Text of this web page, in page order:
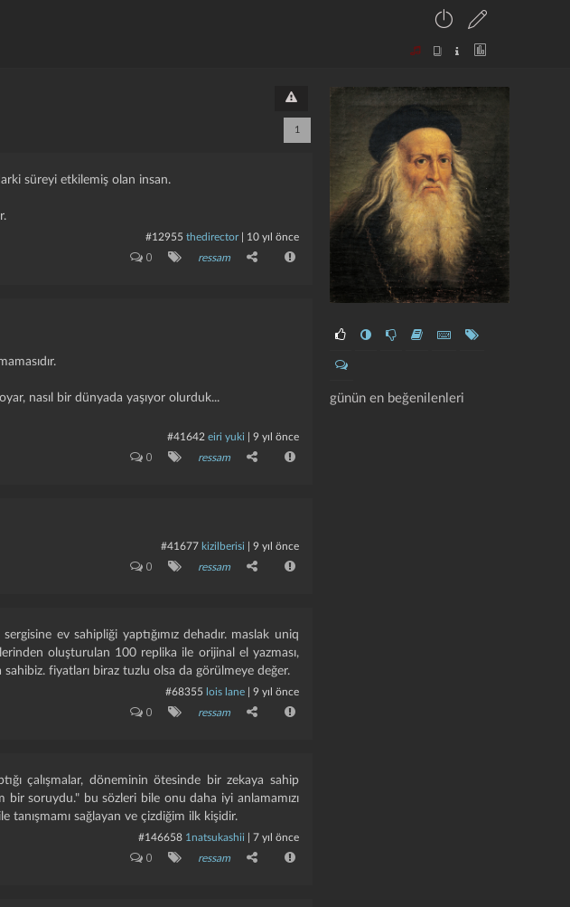
günün en beğenilenleri
1
süreyi etkilemiş olan insan.
#12955 thedirector| 10 yıl önce
0 ressam
nasıl bir dünyada yaşıyor olurduk...
#41642 eiri yuki 9 yıl önce
0 ressam
#41677 kizilberisi 9 yıl önce
0 ressam
ev sahipliği yaptığımız dehadır. maslak uniq
oluşturulan 100 replika ile orijinal el yazması,
fiyatları biraz tuzlu olsa da görülmeye değer.
#68355 lois lane| 9 yıl önce
0 ressam
çalışmalar, döneminin ötesinde bir zekaya sahip
soruydu." bu sözleri bile onu daha iyi anlamamızı
tanışmamı sağlayan ve çizdiğim ilk kişidir.
#146658 1natsukashii 7 yıl önce
0 ressam